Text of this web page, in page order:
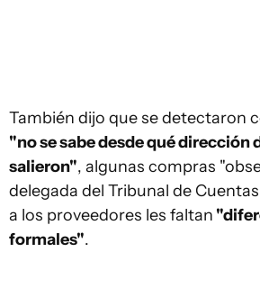
También dijo que se detectaron
"no se sabe desde qué dirección
salieron", algunas compras
delegada del Tribunal de
a los proveedores les faltan
formales".